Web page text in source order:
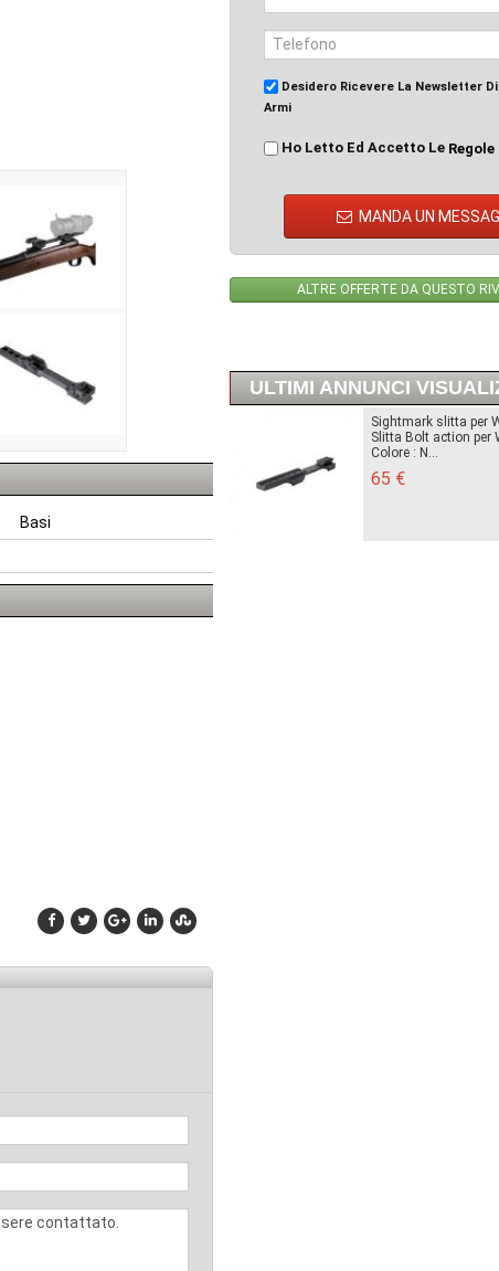
Basi
Desidero Ricevere La Newsletter
Armi
Ho Letto Ed Accetto Le
MANDA UN
ALTRE OFFERTE DA QUESTO
ULTIMI ANNUNCI
Sightmark slitta per
Slitta Bolt action per
Colore : N...
65 €